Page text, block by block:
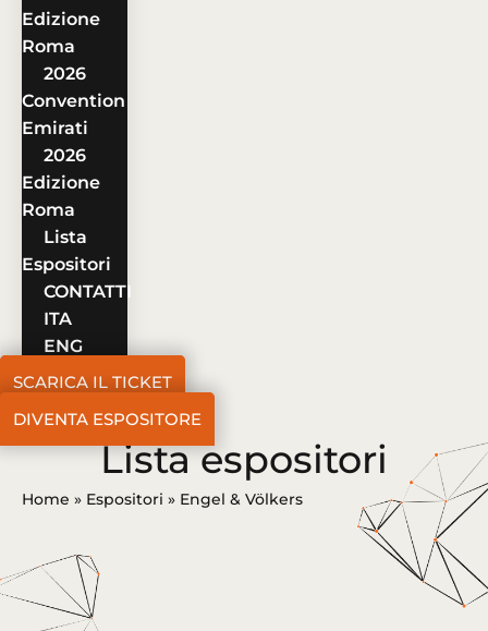
Edizione
Roma
2026
Convention
Emirati
2026
Edizione
Roma
Lista
Espositori
CONTATTI
ITA
ENG
SCARICA IL TICKET
DIVENTA ESPOSITORE
Lista espositori
Home » Espositori » Engel & Völkers